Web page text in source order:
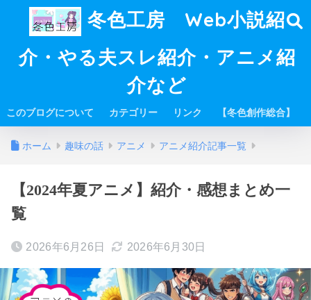
冬色工房 Web小説紹
介・やる夫スレ紹介・アニメ紹
介など
このブログについて カテゴリー リンク 【冬色創作総合】
ホーム 趣味の話 アニメ アニメ紹介記事一覧
【2024年夏アニメ】紹介・感想まとめ一
覧
2026年6月26日 2026年6月30日